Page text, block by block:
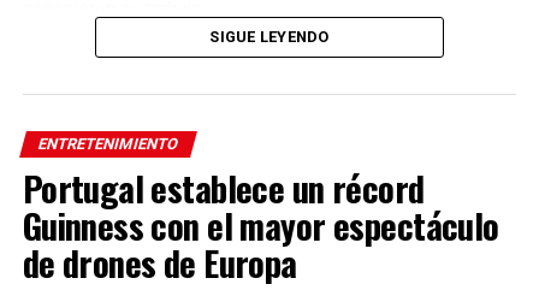
#Noticias #MundoDeLaModa #Luto #EnfoqueNow
SIGUE LEYENDO
ENTRETENIMIENTO
Portugal establece un récord
Guinness con el mayor espectáculo
de drones de Europa